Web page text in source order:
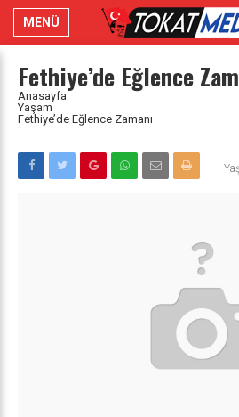
MENÜ
Fethiye’de Eğlence
Anasayfa
Yaşam
Fethiye’de Eğlence Zamanı